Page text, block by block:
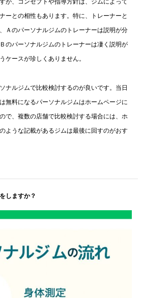
が、コンセプトや指導方針は、ジムによって
ーとの相性もあります。特に、トレーナーと
Ａのパーソナルジムのトレーナーは説明が分
のパーソナルジムのトレーナーは凄く説明が
ケースが珍しくありません。
ナルジムで比較検討するのが良いです。当日
無料になるパーソナルジムはホームページに
で、複数の店舗で比較検討する場合には、ホ
ような記載があるジムは最後に回すのがおす
しますか？